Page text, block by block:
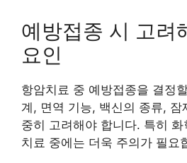
예방접종 시 고려
요인
항암치료 중 예방접종을 결정
계, 면역 기능, 백신의 종류, 잠
중히 고려해야 합니다. 특히
치료 중에는 더욱 주의가 필요